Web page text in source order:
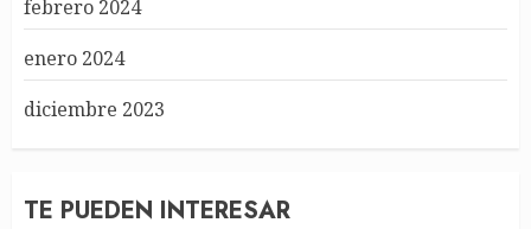
febrero 2024
enero 2024
diciembre 2023
TE PUEDEN INTERESAR